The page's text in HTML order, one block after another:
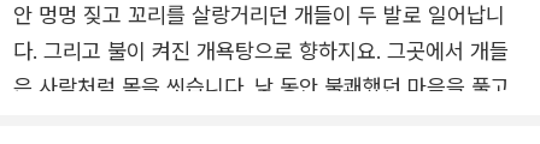
안 멍멍 짖고 꼬리를 살랑거리던 개들이 두 발로 일어납니
다. 그리고 불이 켜진 개욕탕으로 향하지요. 그곳에서 개들
은 사람처럼 몸을 씻습니다. 낮 동안 불쾌했던 마음을 풀고,